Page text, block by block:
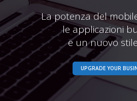
La potenza del
le applicazioni
e un nuovo
UPGRADE YOUR